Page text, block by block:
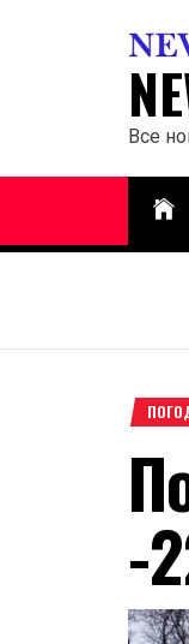
Все
-